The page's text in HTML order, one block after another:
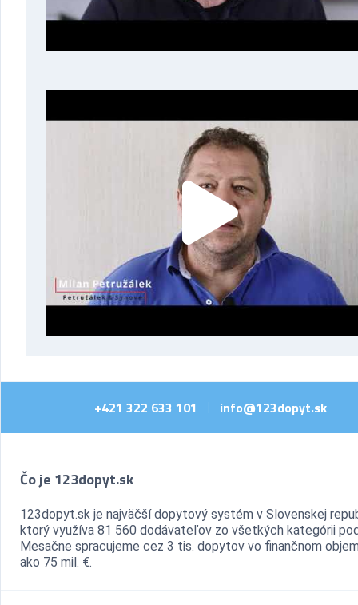
+421 322 633 101 info@123dopyt.sk
Čo je 123dopyt.sk
123dopyt.sk je najväčší dopytový systém v Slovenskej
ktorý využíva 81 560 dodávateľov zo všetkých kategórii
Mesačne spracujeme cez 3 tis. dopytov vo finančnom
ako 75 mil. €.